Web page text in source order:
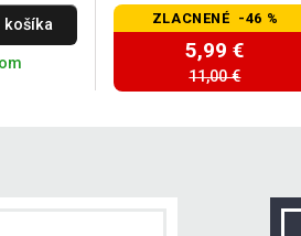
košíka ZLACNENÉ -46 %
5,99 €
11,00 €